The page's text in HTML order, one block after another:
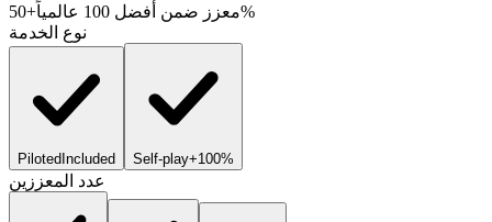
معزز ضمن أفضل 100 عالمياً+50%
نوع الخدمة
Piloted Included Self-play+100%
عدد المعززين